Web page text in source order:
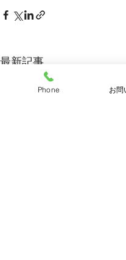
最新記事
Phone お問